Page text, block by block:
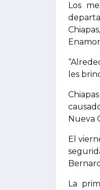
Los
les
Nueva
El
La